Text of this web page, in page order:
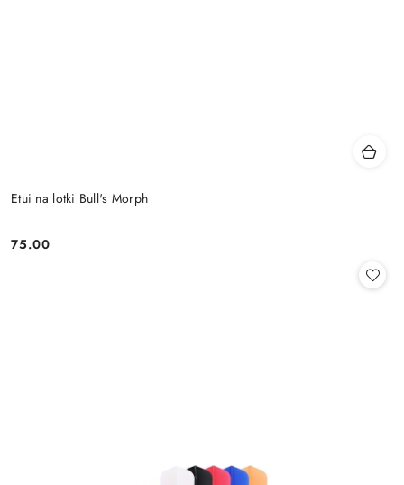
Etui na lotki Bull's Morph
Cena:
75.00